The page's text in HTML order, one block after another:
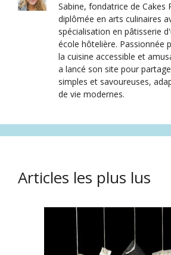
Sabine, fondatrice de Cakes
diplômée en arts culinaires
spécialisation en pâtisserie
école hôtelière. Passionnée
la cuisine accessible et
a lancé son site pour
simples et savoureuses,
de vie modernes.
Articles les plus lus